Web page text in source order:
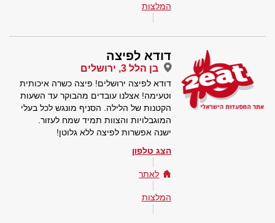
המלצות
דודא לפיצה
בן הלל 3, ירושלים
דודא לפיצה ירושלים! פיצה כשרה איכותית
וטעימה! אצלנו עובדים מהבוקר עד השעות
הקטנות של הלילה. הסניף מונגש לכל בעלי
המוגבלויות והצוות תמיד שמח לעזור.
ישנה אפשרות לפיצה ללא גלוטן!
הצג טלפון
לאתר
המלצות